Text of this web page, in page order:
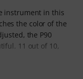
instrument in this
the color of the
the P90
11 out of 10,